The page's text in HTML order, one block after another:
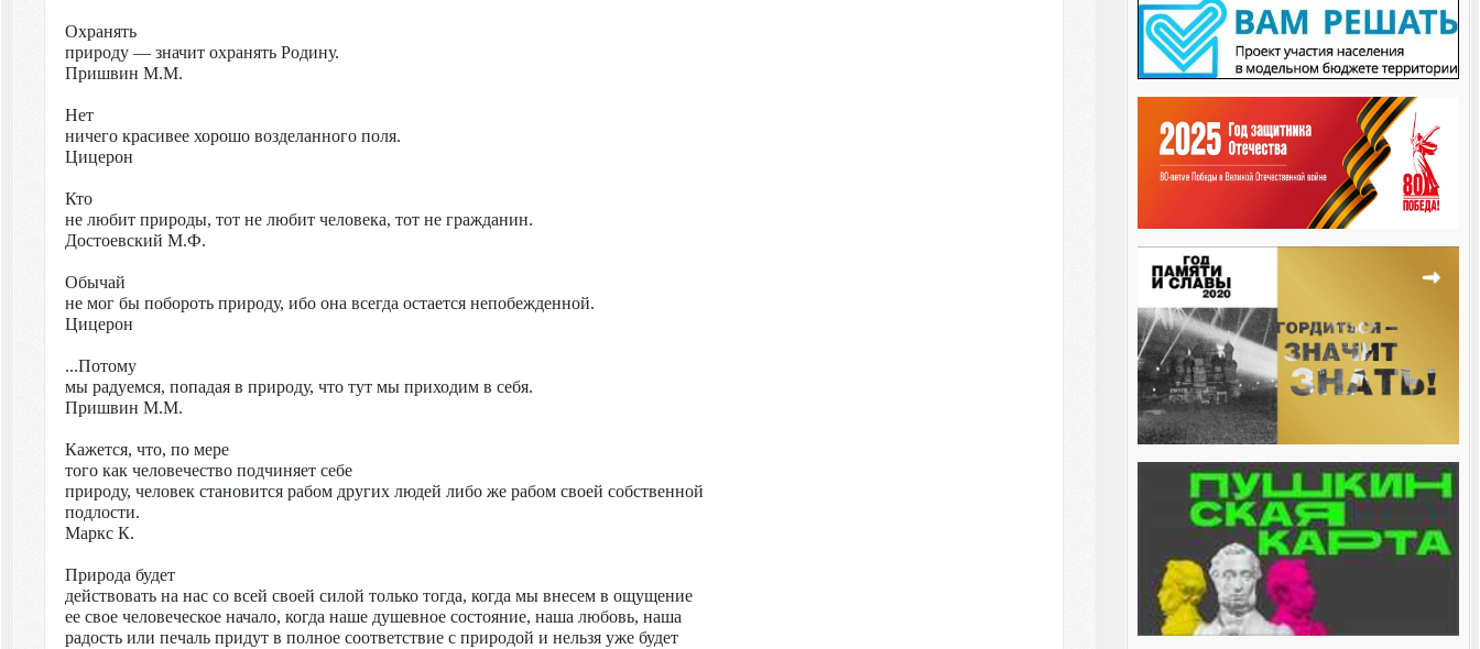
Охранять
природу — значит охранять Родину.
Пришвин М.М.
Нет
ничего красивее хорошо возделанного поля.
Цицерон
Кто
не любит природы, тот не любит человека, тот не гражданин.
Достоевский М.Ф.
Обычай
не мог бы побороть природу, ибо она всегда остается непобежденной.
Цицерон
...Потому
мы радуемся, попадая в природу, что тут мы приходим в себя.
Пришвин М.М.
Кажется, что, по мере
того как человечество подчиняет себе
природу, человек становится рабом других людей либо же рабом своей собственной
подлости.
Маркс К.
Природа будет
действовать на нас со всей своей силой только тогда, когда мы внесем в ощущение
ее свое человеческое начало, когда наше душевное состояние, наша любовь, наша
радость или печаль придут в полное соответствие с природой и нельзя уже будет